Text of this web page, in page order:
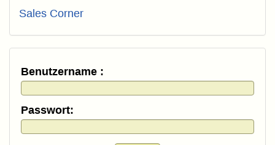
Sales Corner
Benutzername :
Passwort: